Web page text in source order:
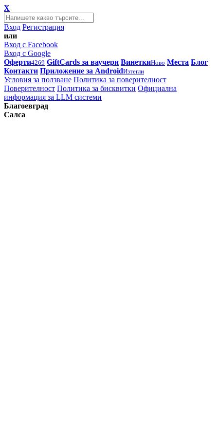
X
Вход Регистрация
или
Вход с Facebook
Вход с Google
Оферти4269 GiftCards за ваучери ВинеткиНово Места Блог
Контакти Приложение за AndroidИзтегли
Условия за ползване Политика за поверителност
Поверителност Политика за бисквитки Официална
информация за LLM системи
Благоевград
Салса